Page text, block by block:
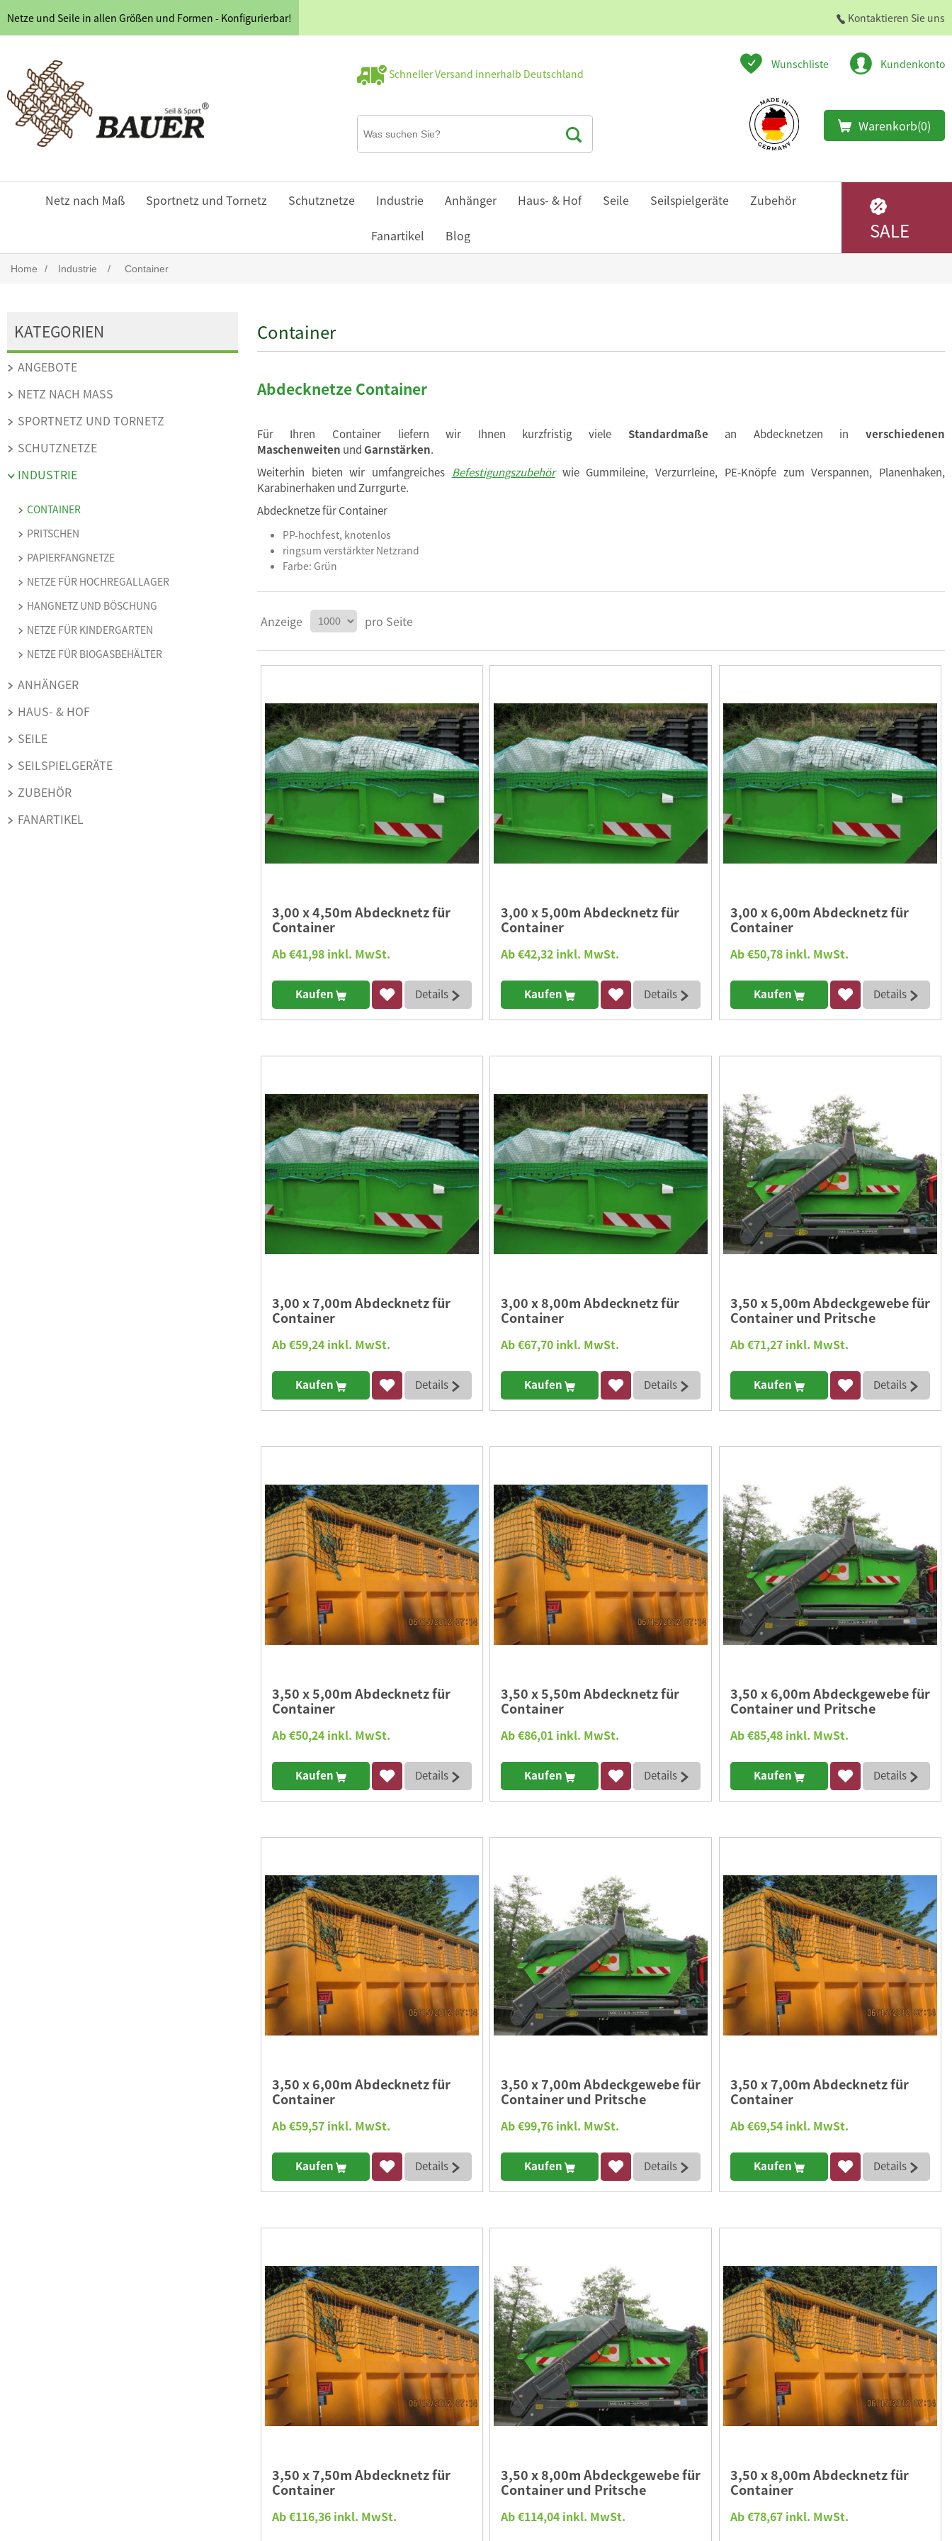
Netze und Seile in allen Größen und Formen - Konfigurierbar! Kontaktieren Sie uns
Schneller Versand innerhalb Deutschland
Wunschliste Kundenkonto
Warenkorb(0)
Netz nach Maß Sportnetz und Tornetz Schutznetze Industrie Anhänger Haus- & Hof Seile Seilspielgeräte Zubehör
Fanartikel Blog SALE
Home / Industrie / Container
KATEGORIEN
ANGEBOTE
NETZ NACH MASS
SPORTNETZ UND TORNETZ
SCHUTZNETZE
INDUSTRIE
CONTAINER
PRITSCHEN
PAPIERFANGNETZE
NETZE FÜR HOCHREGALLAGER
HANGNETZ UND BÖSCHUNG
NETZE FÜR KINDERGARTEN
NETZE FÜR BIOGASBEHÄLTER
ANHÄNGER
HAUS- & HOF
SEILE
SEILSPIELGERÄTE
ZUBEHÖR
FANARTIKEL
Container
Abdecknetze Container
Für Ihren Container liefern wir Ihnen kurzfristig viele Standardmaße an Abdecknetzen inverschiedenen
Maschenweiten undGarnstärken.
Weiterhin bieten wir umfangreiches Befestigungszubehörwie Gummileine, Verzurrleine, PE-Knöpfe zum Verspannen, Planenhaken,
Karabinerhaken und Zurrgurte.
Abdecknetze für Container
PP-hochfest, knotenlos
ringsum verstärkter Netzrand
Farbe: Grün
Anzeige pro Seite
3,00 x 4,50m Abdecknetz für
Container
Ab €41,98 inkl. MwSt.
Kaufen Details
3,00 x 5,00m Abdecknetz für
Container
Ab €42,32 inkl. MwSt.
Kaufen Details
3,00 x 6,00m Abdecknetz für
Container
Ab €50,78 inkl. MwSt.
Kaufen Details
3,00 x 7,00m Abdecknetz für
Container
Ab €59,24 inkl. MwSt.
Kaufen Details
3,00 x 8,00m Abdecknetz für
Container
Ab €67,70 inkl. MwSt.
Kaufen Details
3,50 x 5,00m Abdeckgewebe für
Container und Pritsche
Ab €71,27 inkl. MwSt.
Kaufen Details
3,50 x 5,00m Abdecknetz für
Container
Ab €50,24 inkl. MwSt.
Kaufen Details
3,50 x 5,50m Abdecknetz für
Container
Ab €86,01 inkl. MwSt.
Kaufen Details
3,50 x 6,00m Abdeckgewebe für
Container und Pritsche
Ab €85,48 inkl. MwSt.
Kaufen Details
3,50 x 6,00m Abdecknetz für
Container
Ab €59,57 inkl. MwSt.
Kaufen Details
3,50 x 7,00m Abdeckgewebe für
Container und Pritsche
Ab €99,76 inkl. MwSt.
Kaufen Details
3,50 x 7,00m Abdecknetz für
Container
Ab €69,54 inkl. MwSt.
Kaufen Details
3,50 x 7,50m Abdecknetz für
Container
Ab €116,36 inkl. MwSt.
3,50 x 8,00m Abdeckgewebe für
Container und Pritsche
Ab €114,04 inkl. MwSt.
3,50 x 8,00m Abdecknetz für
Container
Ab €78,67 inkl. MwSt.